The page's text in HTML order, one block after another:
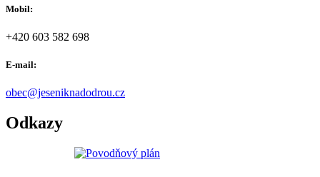
Mobil:
+420 603 582 698
E-mail:
obec@jeseniknadodrou.cz
Odkazy